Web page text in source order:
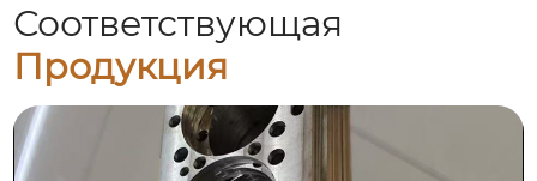
Соответствующая
Продукция